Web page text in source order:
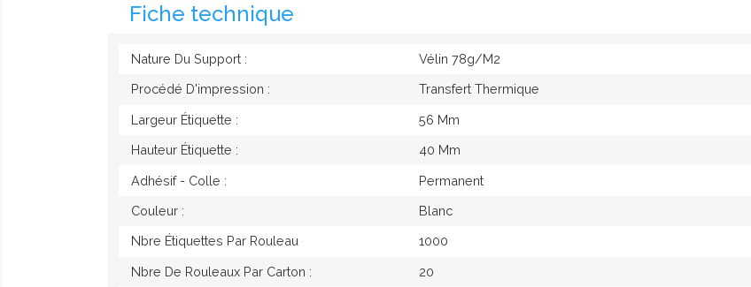
Fiche technique
Nature Du Support : Vélin 78g/M2
Procédé D'impression : Transfert Thermique
Largeur Étiquette : 56 Mm
Hauteur Étiquette : 40 Mm
Adhésif - Colle : Permanent
Couleur : Blanc
Nbre Étiquettes Par Rouleau 1000
Nbre De Rouleaux Par Carton : 20